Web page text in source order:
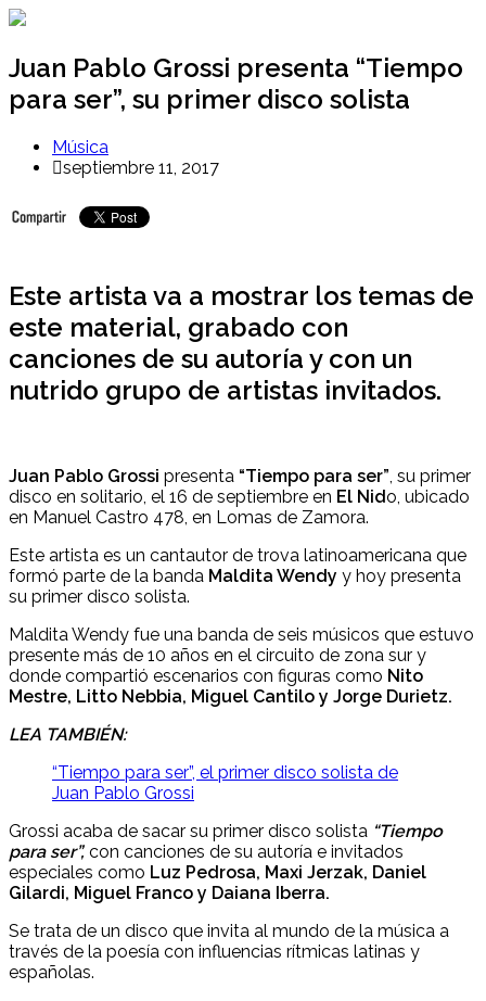
Ir
contenido
Juan Pablo Grossi presenta “Tiempo
para ser”, su primer disco solista
Música
septiembre 11, 2017
Este artista va a mostrar los temas de
este material, grabado con
canciones de su autoría y con un
nutrido grupo de artistas invitados.
Juan Pablo Grossi presenta “Tiempo para ser” , su primer
disco en solitario, el 16 de septiembre en El Nido, ubicado
en Manuel Castro 478, en Lomas de Zamora.
Este artista es un cantautor de trova latinoamericana que
formó parte de la banda Maldita Wendy y hoy presenta
su primer disco solista.
Maldita Wendy fue una banda de seis músicos que estuvo
presente más de 10 años en el circuito de zona sur y
donde compartió escenarios con figuras como Nito
Mestre, Litto Nebbia, Miguel Cantilo y Jorge Durietz.
LEA TAMBIÉN:
“Tiempo para ser”, el primer disco solista de
Juan Pablo Grossi
Grossi acaba de sacar su primer disco solista “Tiempo
para ser”, con canciones de su autoría e invitados
especiales como Luz Pedrosa, Maxi Jerzak, Daniel
Gilardi, Miguel Franco y Daiana Iberra.
Se trata de un disco que invita al mundo de la música a
través de la poesía con influencias rítmicas latinas y
españolas.